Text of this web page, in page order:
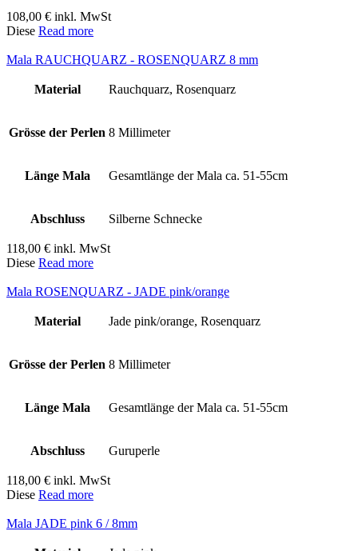
108,00 € inkl. MwSt
Diese Read more
Mala RAUCHQUARZ - ROSENQUARZ 8 mm
Material Rauchquarz, Rosenquarz
Grösse der Perlen 8 Millimeter
Länge Mala Gesamtlänge der Mala ca. 51-55cm
Abschluss Silberne Schnecke
118,00 € inkl. MwSt
Diese Read more
Mala ROSENQUARZ - JADE pink/orange
Material Jade pink/orange, Rosenquarz
Grösse der Perlen 8 Millimeter
Länge Mala Gesamtlänge der Mala ca. 51-55cm
Abschluss Guruperle
118,00 € inkl. MwSt
Diese Read more
Mala JADE pink 6 / 8mm